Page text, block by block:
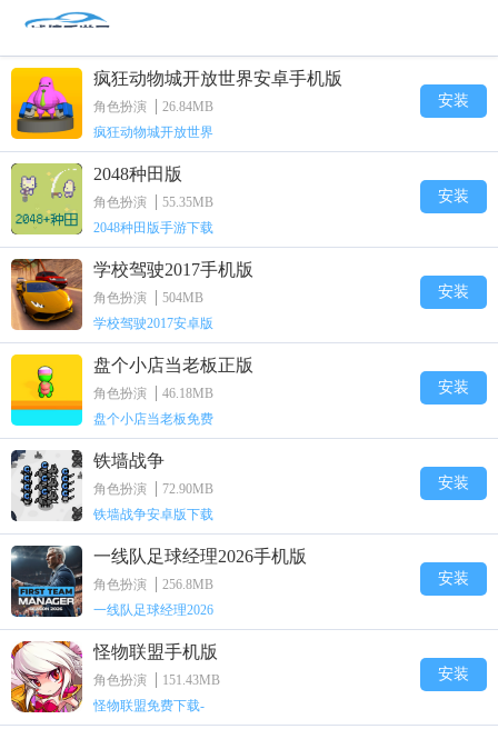
疯狂动物城开放世界安卓手机版
角色扮演
26.84MB
疯狂动物城开放世界
安装
2048种田版
角色扮演
55.35MB
2048种田版手游下载
安装
学校驾驶2017手机版
角色扮演
504MB
学校驾驶2017安卓版
安装
盘个小店当老板正版
角色扮演
46.18MB
盘个小店当老板免费
安装
铁墙战争
角色扮演
72.90MB
铁墙战争安卓版下载
安装
一线队足球经理2026手机版
角色扮演
256.8MB
一线队足球经理2026
安装
怪物联盟手机版
角色扮演
151.43MB
怪物联盟免费下载-
安装